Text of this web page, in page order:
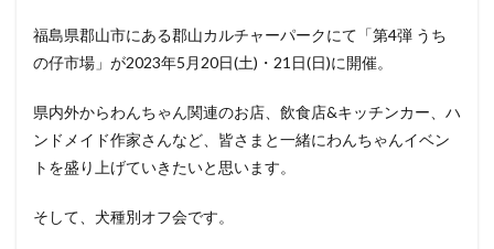
福島県郡山市にある郡山カルチャーパークにて「第4弾 うち
の仔市場」が2023年5月20日(土)・21日(日)に開催。
県内外からわんちゃん関連のお店、飲食店&キッチンカー、ハ
ンドメイド作家さんなど、皆さまと一緒にわんちゃんイベン
トを盛り上げていきたいと思います。
そして、犬種別オフ会です。